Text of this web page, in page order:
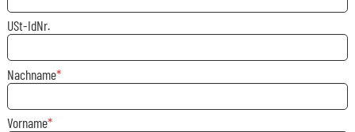
USt-IdNr.
Nachname
Vorname